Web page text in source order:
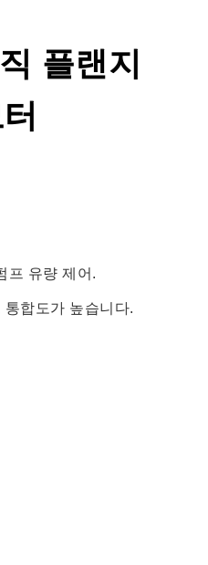
플랜지
프 유량 제어.
합도가 높습니다.